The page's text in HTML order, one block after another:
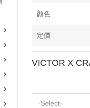
顏色
定價
VICTOR X
-Select-